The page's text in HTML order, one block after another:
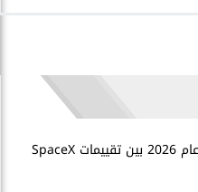
سامر شقير: عام 2026 بين تقييمات SpaceX